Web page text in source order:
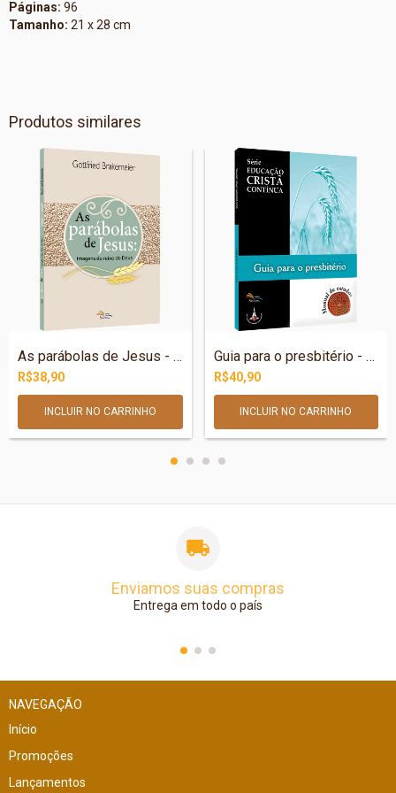
Páginas: 96
Tamanho: 21 x 28 cm
Produtos similares
As parábolas de Jesus - imagens do reino...
R$38,90
Guia para o presbitério - Série Educação...
R$40,90
Enviamos suas compras
Entrega em todo o país
NAVEGAÇÃO
Início
Promoções
Lançamentos